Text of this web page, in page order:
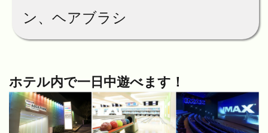
ン、ヘアブラシ
ホテル内で一日中遊べます！